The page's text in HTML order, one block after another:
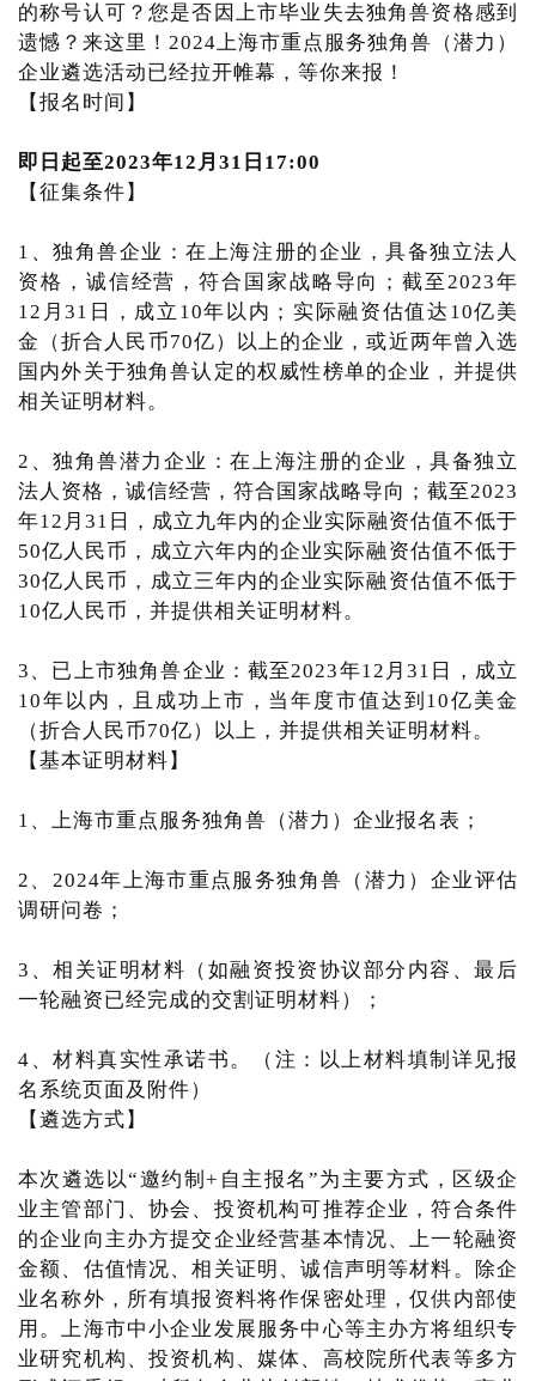
的称号认可？您是否因上市毕业失去独角兽资格感到
遗憾？来这里！2024上海市重点服务独角兽（潜力）
企业遴选活动已经拉开帷幕，等你来报！
【报名时间】
即日起至2023年12月31日17:00
【征集条件】
1、独角兽企业：在上海注册的企业，具备独立法人
资格，诚信经营，符合国家战略导向；截至2023年
12月31日，成立10年以内；实际融资估值达10亿美
金（折合人民币70亿）以上的企业，或近两年曾入选
国内外关于独角兽认定的权威性榜单的企业，并提供
相关证明材料。
2、独角兽潜力企业：在上海注册的企业，具备独立
法人资格，诚信经营，符合国家战略导向；截至2023
年12月31日，成立九年内的企业实际融资估值不低于
50亿人民币，成立六年内的企业实际融资估值不低于
30亿人民币，成立三年内的企业实际融资估值不低于
10亿人民币，并提供相关证明材料。
3、已上市独角兽企业：截至2023年12月31日，成立
10年以内，且成功上市，当年度市值达到10亿美金
（折合人民币70亿）以上，并提供相关证明材料。
【基本证明材料】
1、上海市重点服务独角兽（潜力）企业报名表；
2、2024年上海市重点服务独角兽（潜力）企业评估
调研问卷；
3、相关证明材料（如融资投资协议部分内容、最后
一轮融资已经完成的交割证明材料）；
4、材料真实性承诺书。（注：以上材料填制详见报
名系统页面及附件）
【遴选方式】
本次遴选以“邀约制+自主报名”为主要方式，区级企
业主管部门、协会、投资机构可推荐企业，符合条件
的企业向主办方提交企业经营基本情况、上一轮融资
金额、估值情况、相关证明、诚信声明等材料。除企
业名称外，所有填报资料将作保密处理，仅供内部使
用。上海市中小企业发展服务中心等主办方将组织专
业研究机构、投资机构、媒体、高校院所代表等多方